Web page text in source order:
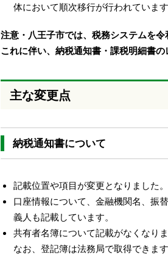
体において順次移行が行われています
注意・八王子市では、税務システムを
これに伴い、納税通知書・課税明細書の
主な変更点
納税通知書について
記載位置や項目が変更となりました。
口座情報について、金融機関名、振
義人も記載しています。
共有者名簿について記載がなくなり
なお、登記簿は法務局で取得できま